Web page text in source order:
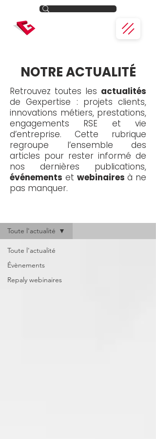
NOTRE ACTUALITÉ
Retrouvez toutes les actualités
de Gexpertise : projets clients,
innovations métiers, prestations,
engagements RSE et vie
d’entreprise. Cette rubrique
regroupe l’ensemble des
articles pour rester informé de
nos dernières publications,
événements et webinaires à ne
pas manquer.
Toute l'actualité
Évènements
Repaly webinaires
Toute l'actualité